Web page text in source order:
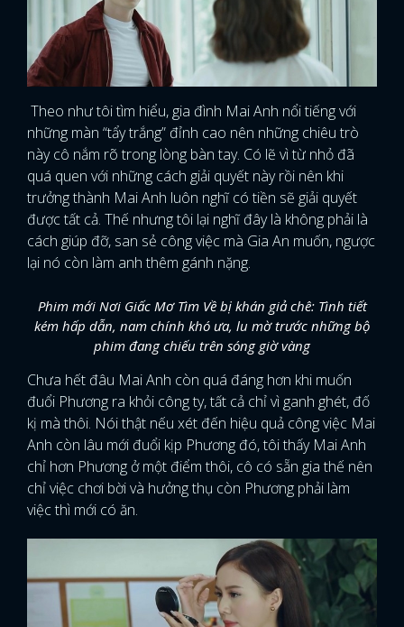
Theo như tôi tìm hiểu, gia đình Mai Anh nổi tiếng với
những màn “tẩy trắng” đỉnh cao nên những chiêu trò
này cô nắm rõ trong lòng bàn tay. Có lẽ vì từ nhỏ đã
quá quen với những cách giải quyết này rồi nên khi
trưởng thành Mai Anh luôn nghĩ có tiền sẽ giải quyết
được tất cả. Thế nhưng tôi lại nghĩ đây là không phải là
cách giúp đỡ, san sẻ công việc mà Gia An muốn, ngược
lại nó còn làm anh thêm gánh nặng.
Phim mới Nơi Giấc Mơ Tìm Về bị khán giả chê: Tình tiết
kém hấp dẫn, nam chính khó ưa, lu mờ trước những bộ
phim đang chiếu trên sóng giờ vàng
Chưa hết đâu Mai Anh còn quá đáng hơn khi muốn
đuổi Phương ra khỏi công ty, tất cả chỉ vì ganh ghét, đố
kị mà thôi. Nói thật nếu xét đến hiệu quả công việc Mai
Anh còn lâu mới đuổi kịp Phương đó, tôi thấy Mai Anh
chỉ hơn Phương ở một điểm thôi, cô có sẵn gia thế nên
chỉ việc chơi bời và hưởng thụ còn Phương phải làm
việc thì mới có ăn.